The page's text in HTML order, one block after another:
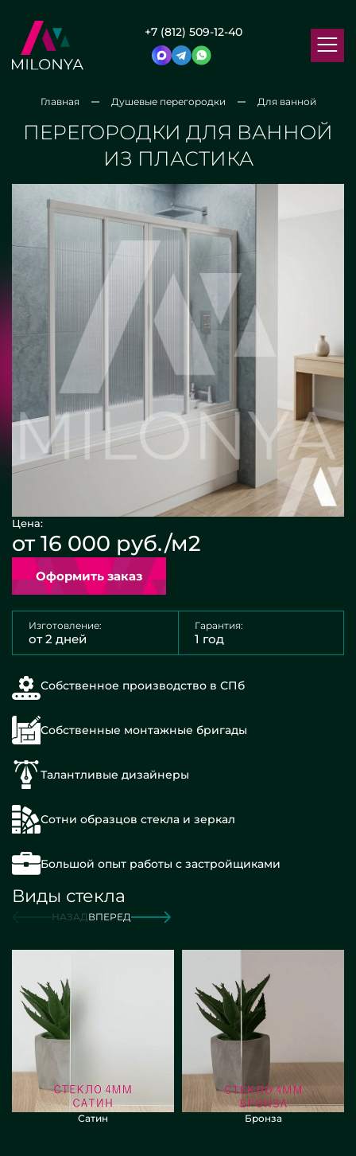
+7 (812) 509-12-40
Главная Душевые перегородки Для ванной
ПЕРЕГОРОДКИ ДЛЯ ВАННОЙ
ИЗ ПЛАСТИКА
Цена:
от 16 000 руб./м2
Оформить заказ
Изготовление:
от 2 дней
Гарантия:
1 год
Собственное производство в СПб
Собственные монтажные бригады
Талантливые дизайнеры
Сотни образцов стекла и зеркал
Большой опыт работы с застройщиками
Виды стекла
НАЗАДВПЕРЕД
Сатин Бронза